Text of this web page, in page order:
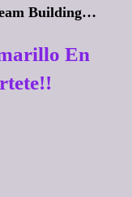
Building…
En